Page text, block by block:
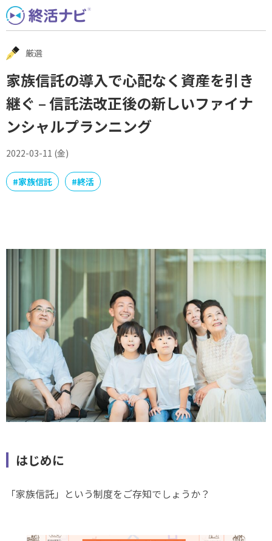
Skip
to
content
厳選
家族信託の導入で心配なく資産を引き
継ぐ – 信託法改正後の新しいファイナ
ンシャルプランニング
2022-03-11 (金)
#家族信託 #終活
はじめに
「家族信託」という制度をご存知でしょうか？